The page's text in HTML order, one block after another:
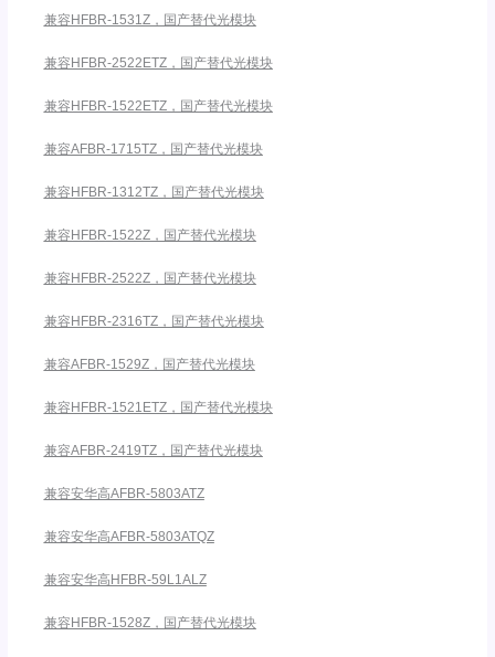
兼容HFBR-1531Z，国产替代光模块
兼容HFBR-2522ETZ，国产替代光模块
兼容HFBR-1522ETZ，国产替代光模块
兼容AFBR-1715TZ，国产替代光模块
兼容HFBR-1312TZ，国产替代光模块
兼容HFBR-1522Z，国产替代光模块
兼容HFBR-2522Z，国产替代光模块
兼容HFBR-2316TZ，国产替代光模块
兼容AFBR-1529Z，国产替代光模块
兼容HFBR-1521ETZ，国产替代光模块
兼容AFBR-2419TZ，国产替代光模块
兼容安华高AFBR-5803ATZ
兼容安华高AFBR-5803ATQZ
兼容安华高HFBR-59L1ALZ
兼容HFBR-1528Z，国产替代光模块